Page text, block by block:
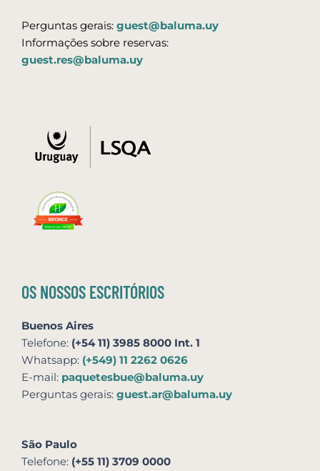
Perguntas gerais: guest@baluma.uy
Informações sobre reservas:
guest.res@baluma.uy
OS NOSSOS ESCRITÓRIOS
Buenos Aires
Telefone: (+54 11) 3985 8000 Int. 1
Whatsapp: (+549) 11 2262 0626
E-mail: paquetesbue@baluma.uy
Perguntas gerais: guest.ar@baluma.uy
São Paulo
Telefone: (+55 11) 3709 0000